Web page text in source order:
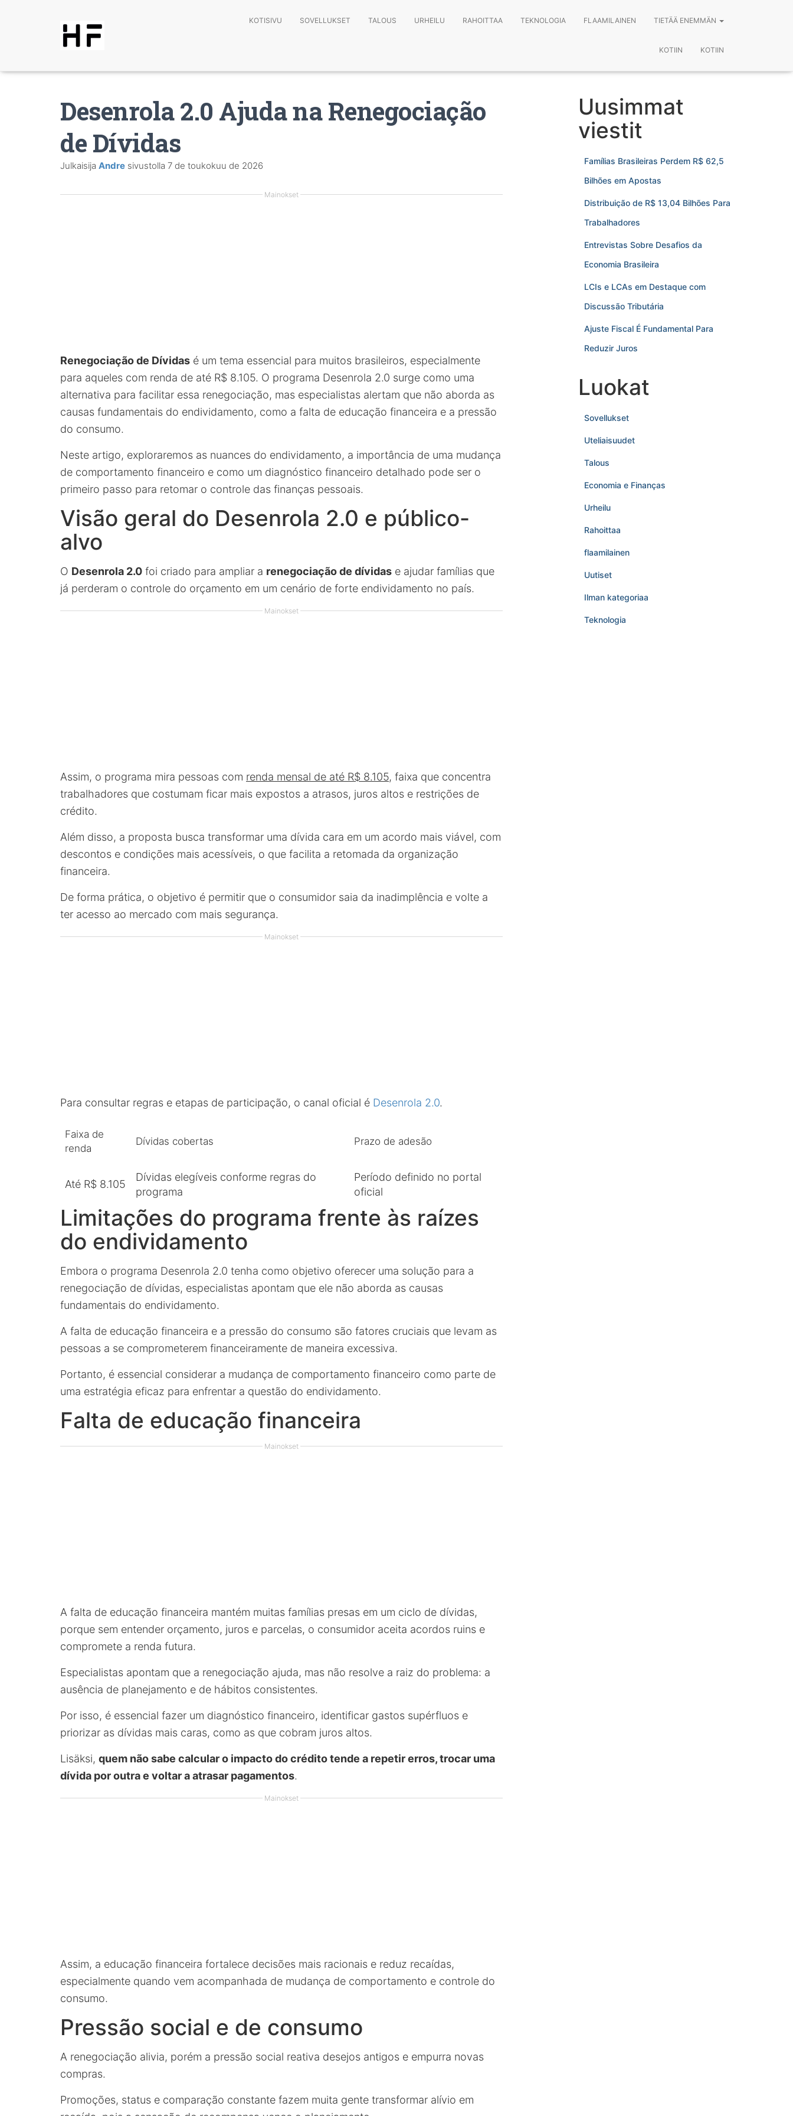
KOTISIVU SOVELLUKSET TALOUS URHEILU RAHOITTAA TEKNOLOGIA FLAAMILAINEN TIETÄÄ ENEMMÄN
KOTIIN KOTIIN
Desenrola 2.0 Ajuda na Renegociação
de Dívidas
Julkaisija Andre sivustolla 7 de toukokuu de 2026
Mainokset
Renegociação de Dívidas é um tema essencial para muitos brasileiros, especialmente
para aqueles com renda de até R$ 8.105. O programa Desenrola 2.0 surge como uma
alternativa para facilitar essa renegociação, mas especialistas alertam que não aborda as
causas fundamentais do endividamento, como a falta de educação financeira e a pressão
do consumo.
Neste artigo, exploraremos as nuances do endividamento, a importância de uma mudança
de comportamento financeiro e como um diagnóstico financeiro detalhado pode ser o
primeiro passo para retomar o controle das finanças pessoais.
Visão geral do Desenrola 2.0 e público-
alvo
O Desenrola 2.0 foi criado para ampliar a renegociação de dívidas e ajudar famílias que
já perderam o controle do orçamento em um cenário de forte endividamento no país.
Mainokset
Assim, o programa mira pessoas com renda mensal de até R$ 8.105, faixa que concentra
trabalhadores que costumam ficar mais expostos a atrasos, juros altos e restrições de
crédito.
Além disso, a proposta busca transformar uma dívida cara em um acordo mais viável, com
descontos e condições mais acessíveis, o que facilita a retomada da organização
financeira.
De forma prática, o objetivo é permitir que o consumidor saia da inadimplência e volte a
ter acesso ao mercado com mais segurança.
Mainokset
Para consultar regras e etapas de participação, o canal oficial é Desenrola 2.0.
Faixa de
renda
Dívidas cobertas Prazo de adesão
Até R$ 8.105
Dívidas elegíveis conforme regras do
programa
Período definido no portal
oficial
Limitações do programa frente às raízes
do endividamento
Embora o programa Desenrola 2.0 tenha como objetivo oferecer uma solução para a
renegociação de dívidas, especialistas apontam que ele não aborda as causas
fundamentais do endividamento.
A falta de educação financeira e a pressão do consumo são fatores cruciais que levam as
pessoas a se comprometerem financeiramente de maneira excessiva.
Portanto, é essencial considerar a mudança de comportamento financeiro como parte de
uma estratégia eficaz para enfrentar a questão do endividamento.
Falta de educação financeira
Mainokset
A falta de educação financeira mantém muitas famílias presas em um ciclo de dívidas,
porque sem entender orçamento, juros e parcelas, o consumidor aceita acordos ruins e
compromete a renda futura.
Especialistas apontam que a renegociação ajuda, mas não resolve a raiz do problema: a
ausência de planejamento e de hábitos consistentes.
Por isso, é essencial fazer um diagnóstico financeiro, identificar gastos supérfluos e
priorizar as dívidas mais caras, como as que cobram juros altos.
Lisäksi, quem não sabe calcular o impacto do crédito tende a repetir erros, trocar uma
dívida por outra e voltar a atrasar pagamentos.
Mainokset
Assim, a educação financeira fortalece decisões mais racionais e reduz recaídas,
especialmente quando vem acompanhada de mudança de comportamento e controle do
consumo.
Pressão social e de consumo
A renegociação alivia, porém a pressão social reativa desejos antigos e empurra novas
compras.
Promoções, status e comparação constante fazem muita gente transformar alívio em
Uusimmat
viestit
Famílias Brasileiras Perdem R$ 62,5
Bilhões em Apostas
Distribuição de R$ 13,04 Bilhões Para
Trabalhadores
Entrevistas Sobre Desafios da
Economia Brasileira
LCIs e LCAs em Destaque com
Discussão Tributária
Ajuste Fiscal É Fundamental Para
Reduzir Juros
Luokat
Sovellukset
Uteliaisuudet
Talous
Economia e Finanças
Urheilu
Rahoittaa
flaamilainen
Uutiset
Ilman kategoriaa
Teknologia